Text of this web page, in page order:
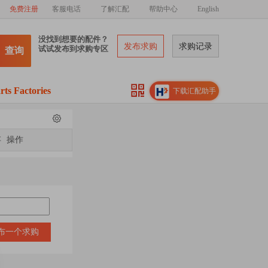
免费注册 客服电话 了解汇配 帮助中心 English
查询
没找到想要的配件？
试试发布到求购专区
发布求购 求购记录
Factories 下载汇配助手
操作
一个求购